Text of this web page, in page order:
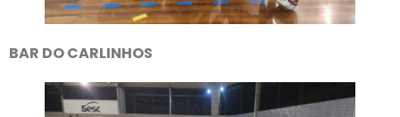
BAR DO CARLINHOS